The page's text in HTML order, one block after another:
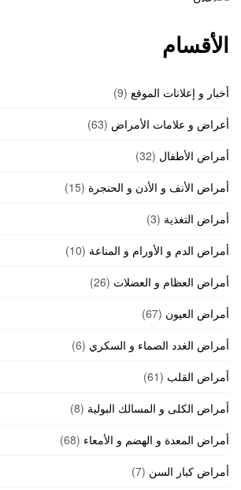
الأقسام
أخبار و إعلانات الموقع (9)
أعراض و علامات الأمراض (63)
أمراض الأطفال (32)
أمراض الأنف و الأذن و الحنجرة (15)
أمراض التغذية (3)
أمراض الدم و الأورام و المناعة (10)
أمراض العظام و العضلات (26)
أمراض العيون (67)
أمراض الغدد الصماء و السكري (6)
أمراض القلب (61)
أمراض الكلى و المسالك البولية (8)
أمراض المعدة و الهضم و الأمعاء (68)
أمراض كبار السن (7)